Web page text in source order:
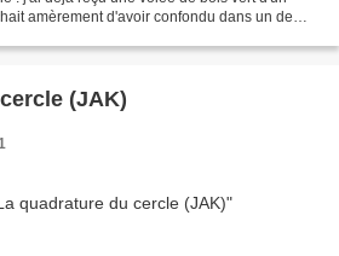
amèrement d'avoir confondu dans un de
(JAK)